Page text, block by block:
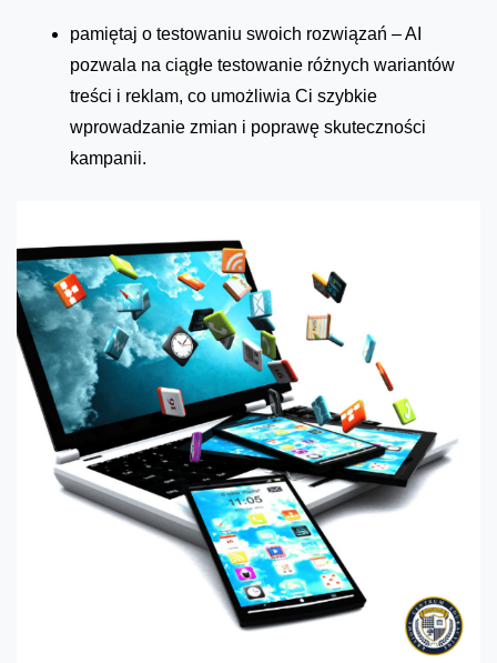
pamiętaj o testowaniu swoich rozwiązań – AI
pozwala na ciągłe testowanie różnych wariantów
treści i reklam, co umożliwia Ci szybkie
wprowadzanie zmian i poprawę skuteczności
kampanii.